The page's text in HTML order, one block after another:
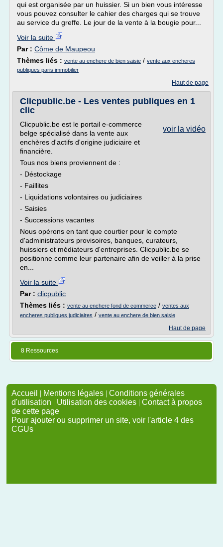
qui est organisée par un huissier. Si un bien vous intéresse
vous pouvez consulter le cahier des charges qui se trouve
au service du greffe. Le jour de la vente à la bougie pour...
Voir la suite
Par : Côme de Maupeou
Thèmes liés : vente au enchere de bien saisie / vente aux encheres
publiques paris immobilier
Haut de page
Clicpublic.be - Les ventes publiques en 1
clic
voir la vidéo
Clicpublic.be est le portail e-commerce
belge spécialisé dans la vente aux
enchères d'actifs d'origine judiciaire et
financière.
Tous nos biens proviennent de :
- Déstockage
- Faillites
- Liquidations volontaires ou judiciaires
- Saisies
- Successions vacantes
Nous opérons en tant que courtier pour le compte
d'administrateurs provisoires, banques, curateurs,
huissiers et médiateurs d'entreprises. Clicpublic.be se
positionne comme leur partenaire afin de veiller à la prise
en...
Voir la suite
Par : clicpublic
Thèmes liés : vente au enchere fond de commerce / ventes aux
encheres publiques judiciaires / vente au enchere de bien saisie
Haut de page
8 Ressources
Accueil | Mentions légales | Conditions générales
d'utilisation | Utilisation des cookies | Contact à propos
de cette page
Pour ajouter ou supprimer un site, voir l'article 4 des
CGUs